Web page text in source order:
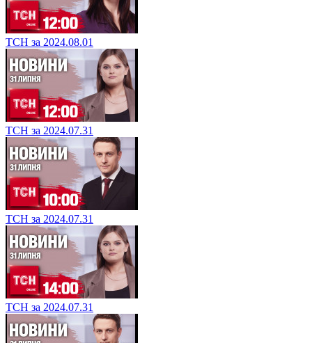
ТСН за 2024.08.01
ТСН за 2024.07.31
ТСН за 2024.07.31
ТСН за 2024.07.31